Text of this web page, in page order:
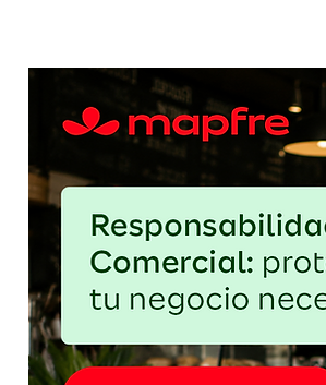
El huevo barato puede salir caro: cómo
proteger el margen sin debilitar el
abasto local